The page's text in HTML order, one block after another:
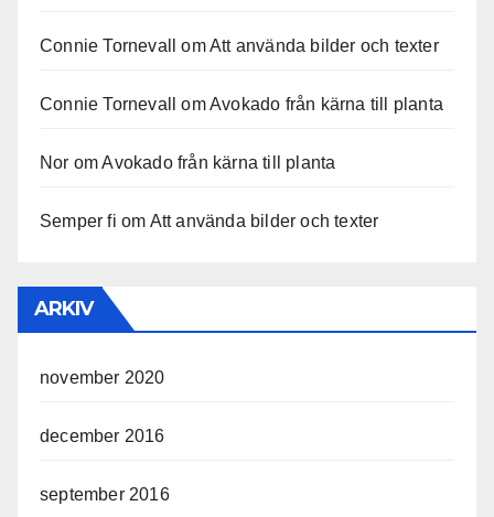
Connie Tornevall omAtt använda bilder och texter
Connie Tornevall omAvokado från kärna till planta
Nor omAvokado från kärna till planta
Semper fi om Att använda bilder och texter
ARKIV
november 2020
december 2016
september 2016